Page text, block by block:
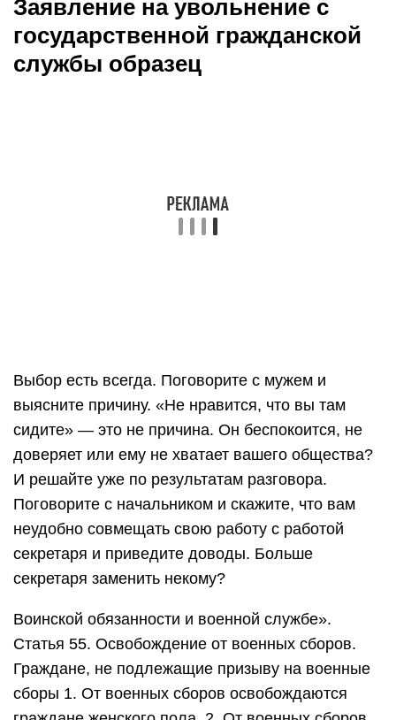
Заявление на увольнение с
государственной гражданской
службы образец
Выбор есть всегда. Поговорите с мужем и
выясните причину. «Не нравится, что вы там
сидите» — это не причина. Он беспокоится, не
доверяет или ему не хватает вашего общества?
И решайте уже по результатам разговора.
Поговорите с начальником и скажите, что вам
неудобно совмещать свою работу с работой
секретаря и приведите доводы. Больше
секретаря заменить некому?
Воинской обязанности и военной службе».
Статья 55. Освобождение от военных сборов.
Граждане, не подлежащие призыву на военные
сборы 1. От военных сборов освобождаются